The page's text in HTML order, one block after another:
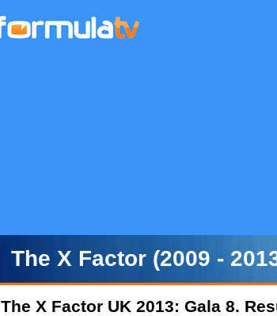
The X Factor (2009 -
The X Factor UK 2013: Gala 8.